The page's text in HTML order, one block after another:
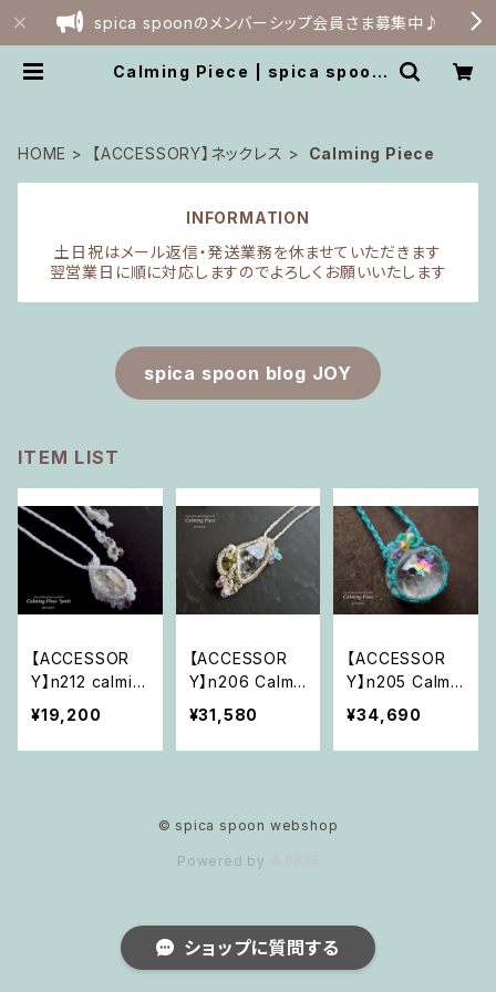
spica spoonのメンバーシップ会員さま募集中♪
Calming Piece | spica spoon
HOME 【ACCESSORY】ネックレス Calming Piece
INFORMATION
土日祝はメール返信・発送業務を休ませていただきます
翌営業日に順に対応しますのでよろしくお願いいたします
spica spoon blog JOY
ITEM LIST
【ACCESSOR
Y】n212 calmin
g piece ＊petit
「いつも繋がれ
ている光の抱
¥19,200
【ACCESSOR
Y】n206 Calmi
ng Piece 「すべ
ては揺るがない
愛の存在」
¥31,580
【ACCESSOR
Y】n205 Calmin
g Piece 「歓び
に咲く虹の華」
¥34,690
© spica spoon webshop
Powered by
ショップに質問する